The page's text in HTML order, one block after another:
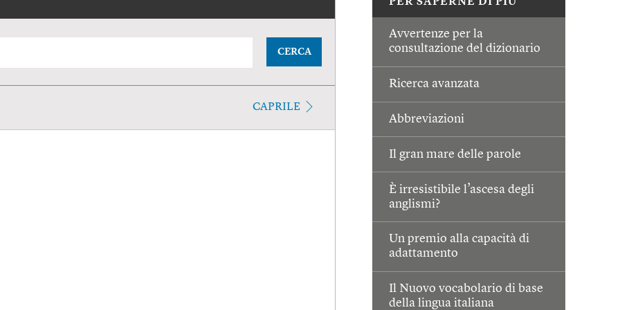
Avvertenze per la
consultazione del dizionario
Ricerca avanzata
Abbreviazioni
Il gran mare delle parole
È irresistibile l’ascesa degli
anglismi?
Un premio alla capacità di
adattamento
Il Nuovo vocabolario di base
della lingua italiana
CERCA
CAPRILE